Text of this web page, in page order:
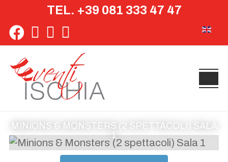
TEL. +39 081 333 47 47
MINIONS & MONSTERS (2 SPETTACOLI) SALA
1